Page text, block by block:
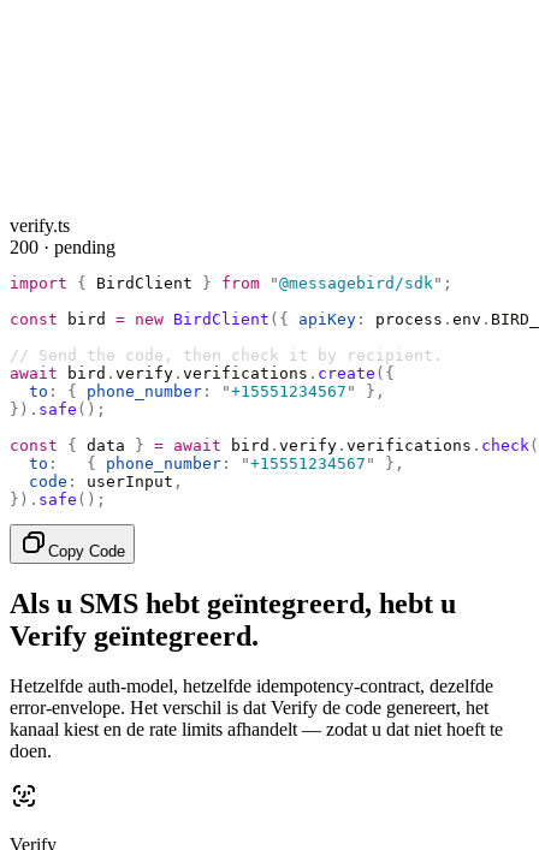
verify.ts
200 · pending
import { BirdClient } from "@messagebird/sdk " ;
const bird = new BirdClient ({ apiKey : process . env .
// Send the code, then check it by recipient.
await bird . verify . verifications . create ({
  to
: { phone_number : "+15551234567 "
},
}). safe ();
const { data } = await bird . verify . verifications . check
  to
:
   {
phone_number : "+15551234567 "
},
  code
: userInput ,
}). safe ();
Copy Code
Als u SMS hebt geïntegreerd, hebt u
Verify geïntegreerd.
Hetzelfde auth-model, hetzelfde idempotency-contract, dezelfde
error-envelope. Het verschil is dat Verify de code genereert, het
kanaal kiest en de rate limits afhandelt — zodat u dat niet hoeft te
doen.
Verify